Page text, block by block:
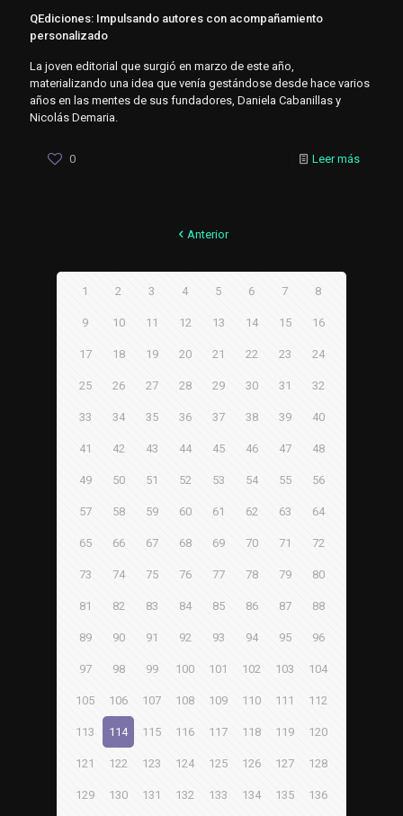
QEdiciones: Impulsando autores con acompañamiento
personalizado
La joven editorial que surgió en marzo de este año,
materializando una idea que venía gestándose desde hace varios
años en las mentes de sus fundadores, Daniela Cabanillas y
Nicolás Demaria.
0 Leer más
Anterior
1 2 3 4 5 6 7 8
9 10 11 12 13 14 15 16
17 18 19 20 21 22 23 24
25 26 27 28 29 30 31 32
33 34 35 36 37 38 39 40
41 42 43 44 45 46 47 48
49 50 51 52 53 54 55 56
57 58 59 60 61 62 63 64
65 66 67 68 69 70 71 72
73 74 75 76 77 78 79 80
81 82 83 84 85 86 87 88
89 90 91 92 93 94 95 96
97 98 99 100 101 102 103 104
105 106 107 108 109 110 111 112
113 114 115 116 117 118 119 120
121 122 123 124 125 126 127 128
129 130 131 132 133 134 135 136